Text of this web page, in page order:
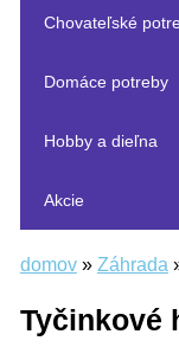
Chovateľské
Domáce potreby
Hobby a dieľna
Akcie
domov» Záhrada
Tyčinkové